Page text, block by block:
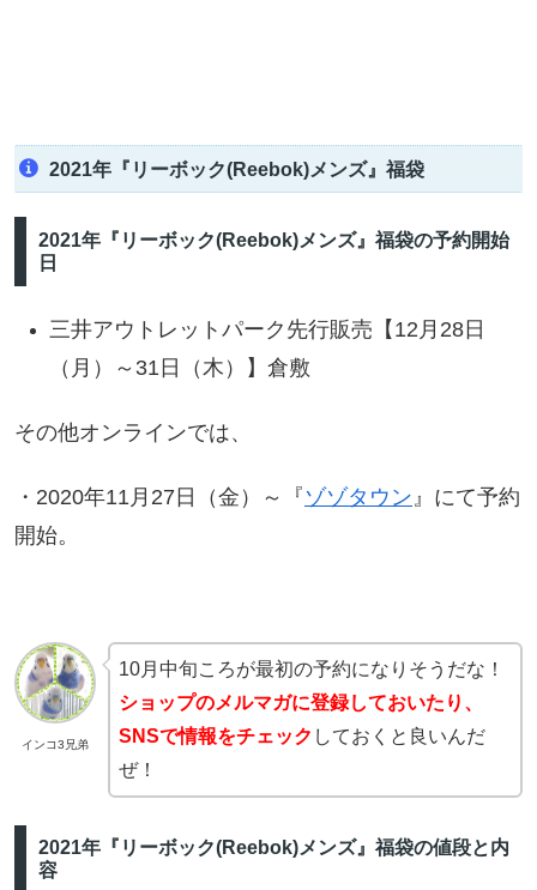
2021年『リーボック(Reebok)メンズ』福袋
2021年『リーボック(Reebok)メンズ』福袋の予約開始
日
三井アウトレットパーク先行販売【12月28日
（月）～31日（木）】倉敷
その他オンラインでは、
・2020年11月27日（金）～『ゾゾタウン』にて予約
開始。
インコ3兄弟
10月中旬ころが最初の予約になりそうだな！
ショップのメルマガに登録しておいたり、
SNSで情報をチェック しておくと良いんだ
ぜ！
2021年『リーボック(Reebok)メンズ』福袋の値段と内
容